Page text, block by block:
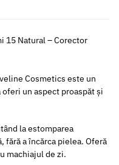
15 Natural – Corector
Cosmetics este un
un aspect proaspăt și
la estomparea
fără a încărca pielea. Oferă
machiajul de zi.